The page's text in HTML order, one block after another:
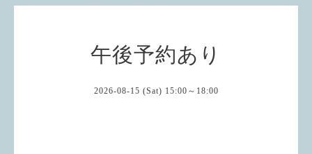
午後予約あり
2026-08-15 (Sat) 15:00～18:00